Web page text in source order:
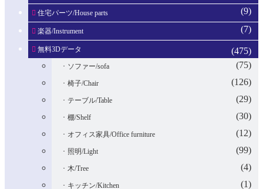
住宅パーツ/House parts (9)
楽器/Instrument (7)
無料3Dデータ (475)
ソファー/sofa (75)
椅子/Chair (126)
テーブル/Table (29)
棚/Shelf (30)
オフィス家具/Office furniture (12)
照明/Light (99)
木/Tree (4)
キッチン/Kitchen (1)